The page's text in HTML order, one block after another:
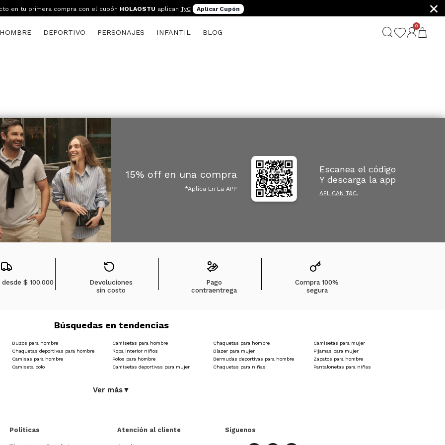
en tu primera compra con el cupón HOLAOSTU aplican TyC Aplicar Cupón ×
HOMBRE DEPORTIVO PERSONAJES INFANTIL BLOG
0
15% off en una compra
*Aplica En La APP
Escanea el código
Y descarga la app
APLICAN T&C.
desde $ 100.000
Devoluciones
sin costo
Pago
contraentrega
Compra 100%
segura
Búsquedas en tendencias
Buzos para hombre Camisetas para hombre Chaquetas para hombre
Camisetas para mujer
Chaquetas deportivas para hombre Ropa interior niños Blazer para mujer
Pijamas para mujer
Camisas para hombre Polos para hombre Bermudas deportivas para hombre
Zapatos para hombre
Camiseta polo Camisetas deportivas para mujer Chaquetas para niñas Pantalonetas para niñas
Ver más▼
Políticas Atención al cliente Siguenos